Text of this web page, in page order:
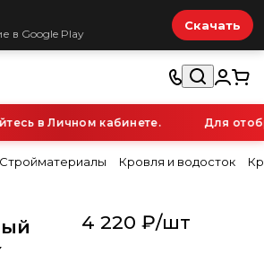
в Google Play
Скачать
в Личном кабинете. Для
Стройматериалы Кровля и водосток
4 220 ₽/шт